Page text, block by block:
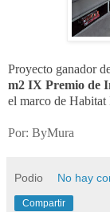
Proyecto ganador
m2 IX Premio de
el marco de
Por: ByMura
Podio No hay
Compartir